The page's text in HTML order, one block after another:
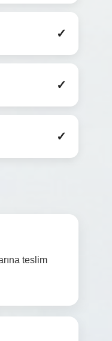
✓
✓
✓
teslim